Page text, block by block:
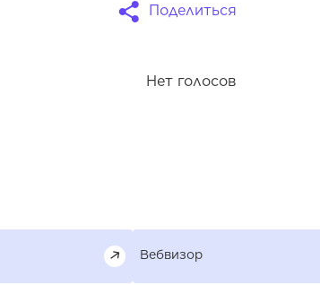
Поделиться
Нет голосов
Вебвизор